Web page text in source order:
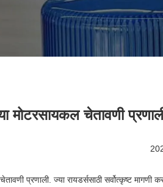
मोटरसायकल चेतावणी
प्रणाली. ज्या रायडर्ससाठी सर्वोत्कृष्ट